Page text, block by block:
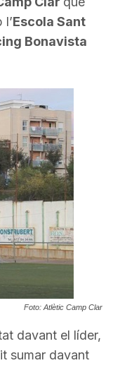
de
fletxa
per
a
incrementar
o
disminuir
el
volum.
Escola Sant
Bonavista
Foto: Atlètic Camp Clar
davant el líder,
sumar davant